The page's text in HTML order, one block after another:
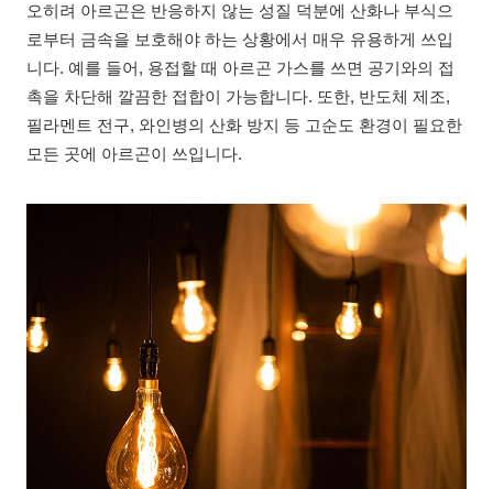
오히려 아르곤은 반응하지 않는 성질 덕분에 산화나 부식으
로부터 금속을 보호해야 하는 상황에서 매우 유용하게 쓰입
니다. 예를 들어, 용접할 때 아르곤 가스를 쓰면 공기와의 접
촉을 차단해 깔끔한 접합이 가능합니다. 또한, 반도체 제조,
필라멘트 전구, 와인병의 산화 방지 등 고순도 환경이 필요한
모든 곳에 아르곤이 쓰입니다.